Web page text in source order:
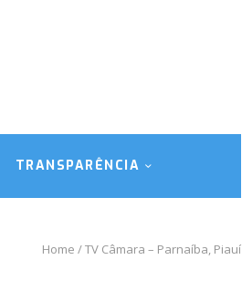
TRANSPARÊNCIA
Home TV Câmara – Parnaíba, Piauí